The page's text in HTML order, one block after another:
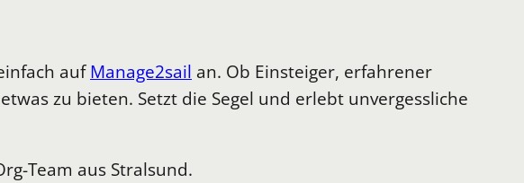
aufManage2sail an. Ob Einsteiger, erfahrener
zu bieten. Setzt die Segel und erlebt unvergessliche
Team aus Stralsund.